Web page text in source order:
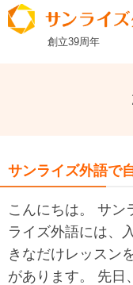
創立39周年
サンライズ外語で
こんにちは。 サ
ライズ外語には、
きなだけレッスン
があります。 先日